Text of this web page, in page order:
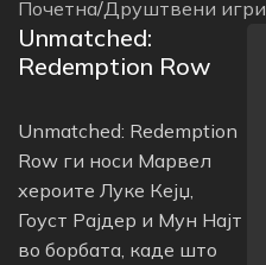
Почетна/Друштвени игри
Unmatched:
Redemption Row
Unmatched: Redemption
Row ги носи Марвел
хероите Луке Кејџ,
Гоуст Рајдер и Мун Најт
во борбата, каде што